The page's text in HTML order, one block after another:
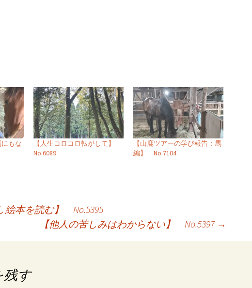
にもな
【人生コロコロ転がして】
No.6089
【山鹿ツアーの学び報告：馬
編】 No.7104
絵本を読む】 No.5395
【他人の苦しみはわからない】 No.5397 →
残す